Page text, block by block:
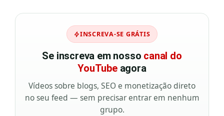
INSCREVA-SE GRÁTIS
Se inscreva em nosso canal do
YouTubeagora
Vídeos sobre blogs, SEO e monetização direto
no seu feed — sem precisar entrar em nenhum
grupo.